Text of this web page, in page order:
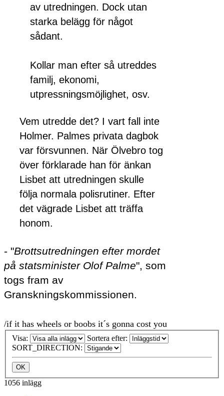
av utredningen. Dock utan
starka belägg för något
sådant.
Kollar man efter så utreddes
familj, ekonomi,
utpressningsmöjlighet, osv.
Vem utredde det? I vart fall inte
Holmer. Palmes privata dagbok
var försvunnen. När Ölvebro tog
över förklarade han för änkan
Lisbet att utredningen skulle
följa normala polisrutiner. Efter
det vägrade Lisbet att träffa
honom.
- "Brottsutredningen efter mordet
på statsminister Olof Palme", som
togs fram av
Granskningskommissionen.
/if it has wheels or boobs it´s gonna cost you
Visa:
Sortera efter:
SORT_DIRECTION:
1056 inlägg